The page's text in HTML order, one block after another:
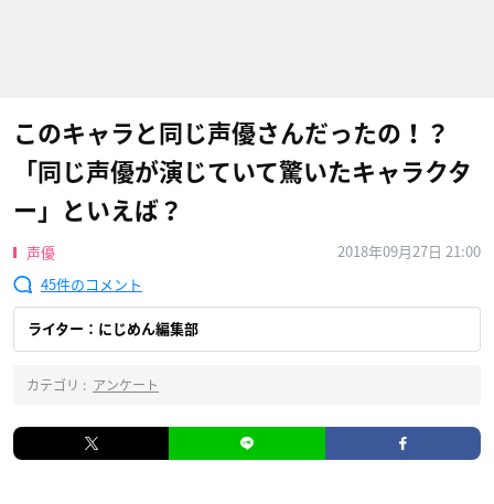
このキャラと同じ声優さんだったの！？
「同じ声優が演じていて驚いたキャラクタ
ー」といえば？
声優
2018年09月27日 21:00
45
ライター：にじめん編集部
カテゴリ : アンケート